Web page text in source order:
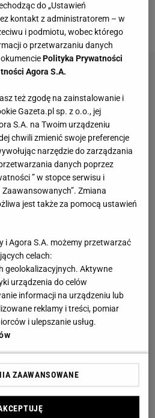
aranżację lub nada jej
i stylu.
do „Ustawień
kontakt z administratorem – w
i podmiotu, wobec którego
o przetwarzaniu danych
Polityka Prywatności
Agora S.A.
też zgodę na zainstalowanie i
Gazeta.pl sp. z o.o., jej
S.A. na Twoim urządzeniu
chwili zmienić swoje preferencje
narzędzie do zarządzania
danych poprzez
” w stopce serwisu i
Zmiana
jest także za pomocą ustawień
i Agora S.A. możemy przetwarzać
celach:
geolokalizacyjnych. Aktywne
urządzenia do celów
informacji na urządzeniu lub
reklamy i treści, pomiar
i ulepszanie usług.
ZAAWANSOWANE